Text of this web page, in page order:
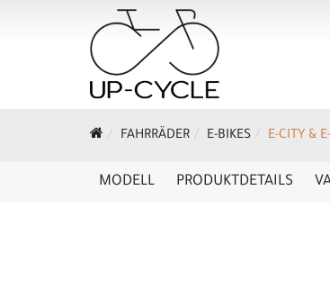
FAHRRÄDER E-BIKES E-CITY &
MODELL PRODUKTDETAILS